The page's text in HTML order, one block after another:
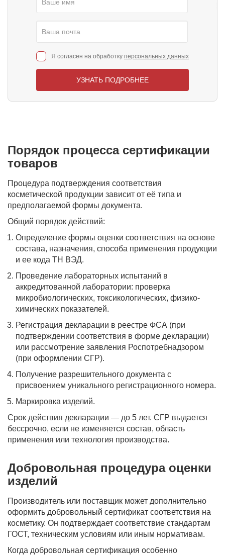
Я согласен на обработку персональных данных
УЗНАТЬ ПОДРОБНЕЕ
Порядок процесса сертификации
товаров
Процедура подтверждения соответствия
косметической продукции зависит от её типа и
предполагаемой формы документа.
Общий порядок действий:
Определение формы оценки соответствия на основе
состава, назначения, способа применения продукции
и ее кода ТН ВЭД.
Проведение лабораторных испытаний в
аккредитованной лаборатории: проверка
микробиологических, токсикологических, физико-
химических показателей.
Регистрация декларации в реестре ФСА (при
подтверждении соответствия в форме декларации)
или рассмотрение заявления Роспотребнадзором
(при оформлении СГР).
Получение разрешительного документа с
присвоением уникального регистрационного номера.
Маркировка изделий.
Срок действия декларации — до 5 лет. СГР выдается
бессрочно, если не изменяется состав, область
применения или технология производства.
Добровольная процедура оценки
изделий
Производитель или поставщик может дополнительно
оформить добровольный сертификат соответствия на
косметику. Он подтверждает соответствие стандартам
ГОСТ, техническим условиям или иным нормативам.
Когда добровольная сертификация особенно